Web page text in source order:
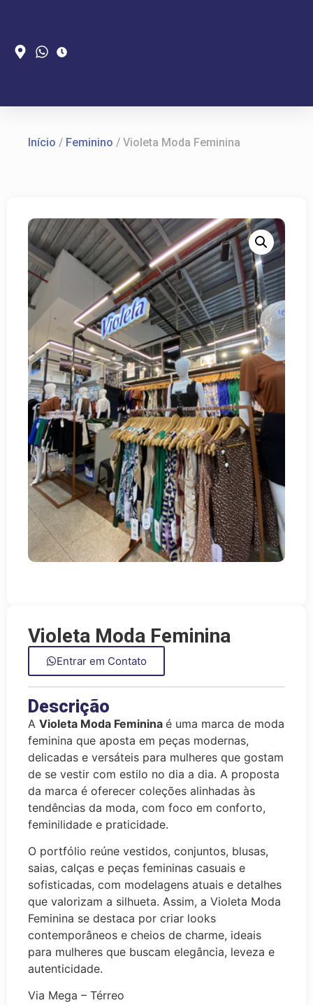
Início / Feminino / Violeta Moda Feminina
Violeta Moda Feminina
Entrar em Contato
Descrição
A Violeta Moda Feminina é uma marca de moda
feminina que aposta em peças modernas,
delicadas e versáteis para mulheres que gostam
de se vestir com estilo no dia a dia. A proposta
da marca é oferecer coleções alinhadas às
tendências da moda, com foco em conforto,
feminilidade e praticidade.
O portfólio reúne vestidos, conjuntos, blusas,
saias, calças e peças femininas casuais e
sofisticadas, com modelagens atuais e detalhes
que valorizam a silhueta. Assim, a Violeta Moda
Feminina se destaca por criar looks
contemporâneos e cheios de charme, ideais
para mulheres que buscam elegância, leveza e
autenticidade.
Via Mega – Térreo